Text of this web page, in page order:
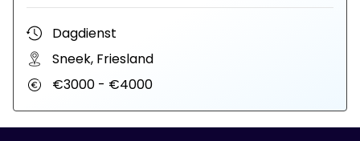
Dagdienst
Sneek, Friesland
€3000 - €4000